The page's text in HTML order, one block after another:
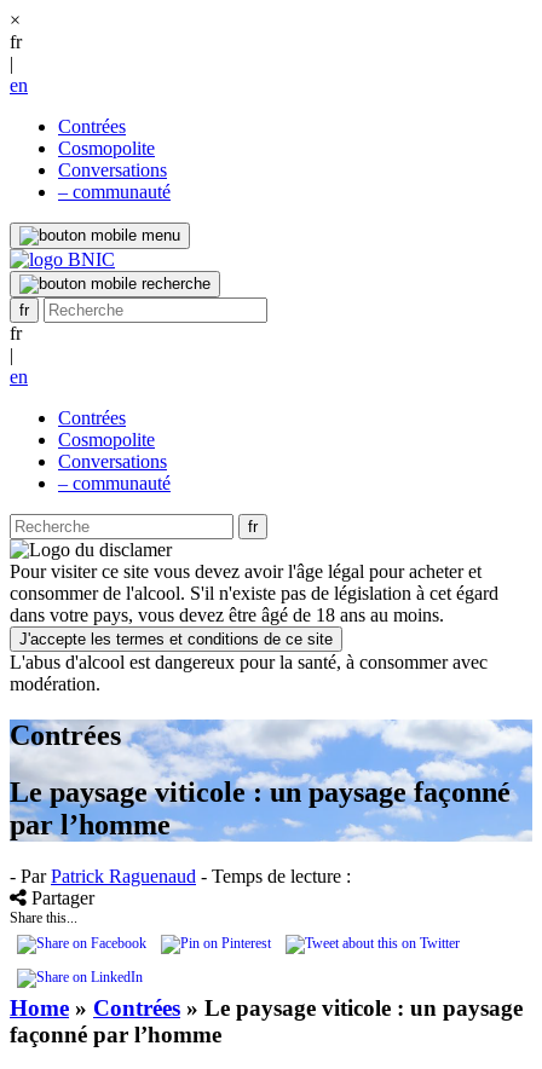
×
fr
|
en
Contrées
Cosmopolite
Conversations
– communauté
fr
|
en
Contrées
Cosmopolite
Conversations
– communauté
Pour visiter ce site vous devez avoir l'âge légal pour acheter et
consommer de l'alcool. S'il n'existe pas de législation à cet égard
dans votre pays, vous devez être âgé de 18 ans au moins.
J'accepte les termes et conditions de ce site
L'abus d'alcool est dangereux pour la santé, à consommer avec
modération.
Contrées
Le paysage viticole : un paysage façonné
par l’homme
- ParPatrick Raguenaud - Temps de lecture :
Partager
Share this...
Home » Contrées » Le paysage viticole : un paysage
façonné par l’homme